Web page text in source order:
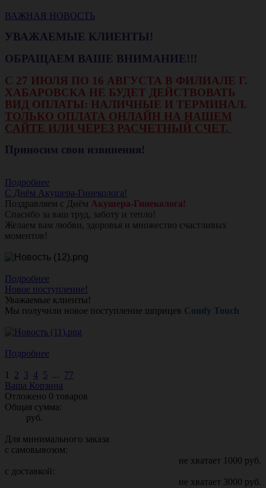
ВАЖНАЯ НОВОСТЬ
УВАЖАЕМЫЕ КЛИЕНТЫ!
ОБРАЩАЕМ ВАШЕ ВНИМАНИЕ!!!
С 27 ИЮЛЯ ПО 16 АВГУСТА В ФИЛИАЛЕ Г.
ХАБАРОВСКА НЕ БУДЕТ ДЕЙСТВОВАТЬ
ВИД ОПЛАТЫ: НАЛИЧНЫЕ И ТЕРМИНАЛ.
ТОЛЬКО ОПЛАТА ОНЛАЙН НА НАШЕМ
САЙТЕ ИЛИ ЧЕРЕЗ РАСЧЕТНЫЙ СЧЕТ.
Приносим свои извинения!
Подробнее
С Днём Акушера-Гинеколога!
Поздравляем с Днём Акушера-Гинеколога!
Спасибо за ваш труд, заботу и тепло!
Желаем вам любви, здоровья и множество счастливых
моментов!
Подробнее
Новое поступление!
Уважаемые клиенты!
Мы получили новое поступление шприцев Comfy Touch
Подробнее
1 2 3 4 5 ... 77
Ваша Корзина
Отложено 0 товаров
Общая сумма:
руб.
Для минимального заказа
с самовывозом:
не хватает 1000 руб.
с доставкой:
не хватает 3000 руб.